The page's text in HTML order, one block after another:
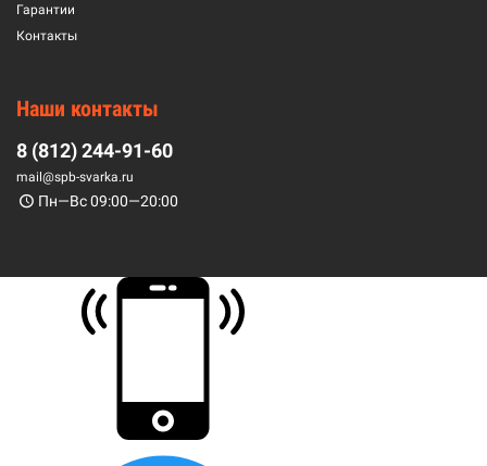
Гарантии
Контакты
Наши контакты
8 (812) 244-91-60
mail@spb-svarka.ru
Пн—Вс 09:00—20:00